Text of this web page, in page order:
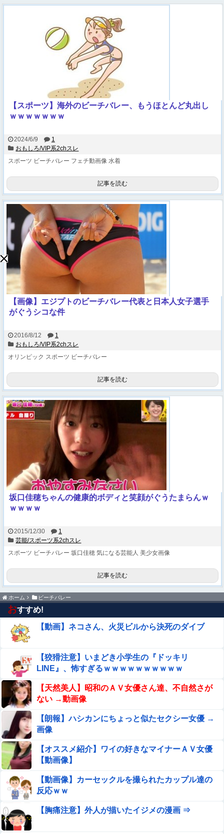
【スポーツ】海外のビーチバレー、もうほとんど丸出し
ｗｗｗｗｗｗｗ
2024/6/9
1
おもしろ/VIP系2chスレ
スポーツ ビーチバレー フェチ動画像 水着
記事を読む
【画像】エジプトのビーチバレー代表と日本人女子選手
がぐうシコな件
2016/8/12
1
おもしろ/VIP系2chスレ
オリンピック スポーツ ビーチバレー
記事を読む
坂口佳穂ちゃんの健康的ボディと笑顔がぐうたまらんｗ
ｗｗｗｗ
2015/12/30
1
芸能/スポーツ系2chスレ
スポーツ ビーチバレー 坂口佳穂 気になる芸能人 美少女画像
記事を読む
ホーム ビーチバレー
おすすめ!
【動画】ネコさん、火災ビルから決死のダイブ
【狡猾注意】いまどき小学生の『ドッキリ
LINE』、怖すぎるｗｗｗｗｗｗｗｗｗｗ
【天然美人】昭和のＡＶ女優さん達、不自然さが
ない →動画像
【朗報】ハシカンにちょっと似たセクシー女優 →
画像
【オススメ紹介】ワイの好きなマイナーＡＶ女優
【動画像】
【動画像】カーセックルを撮られたカップル達の
反応ｗｗ
【胸痛注意】外人が描いたイジメの漫画 ⇒